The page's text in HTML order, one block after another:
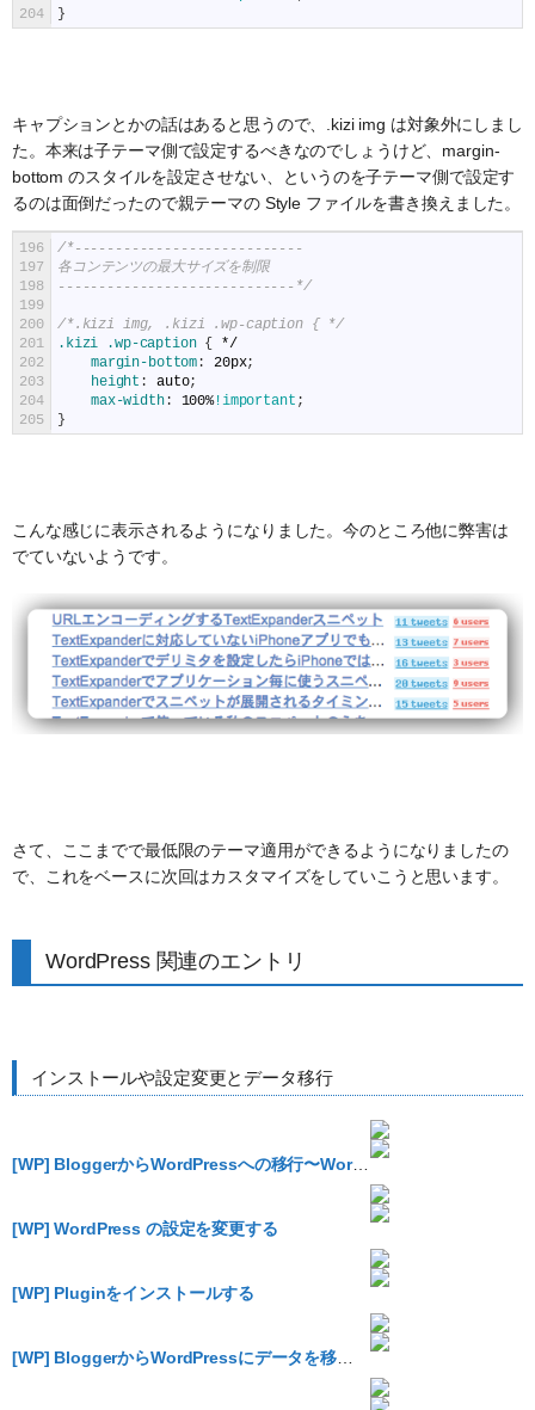
204
}
キャプションとかの話はあると思うので、.kizi img は対象外にしまし
た。本来は子テーマ側で設定するべきなのでしょうけど、margin-
bottom のスタイルを設定させない、というのを子テーマ側で設定す
るのは面倒だったので親テーマの Style ファイルを書き換えました。
196
197
198
199
200
201
202
203
204
205
/*----------------------------
各コンテンツの最大サイズを制限
-----------------------------*/
/*.kizi img, .kizi .wp-caption { */
.kizi .wp-caption {
*/
margin-bottom : 20px;
height : auto;
max-width: 100%!important ;
}
こんな感じに表示されるようになりました。今のところ他に弊害は
でていないようです。
さて、ここまでで最低限のテーマ適用ができるようになりましたの
で、これをベースに次回はカスタマイズをしていこうと思います。
WordPress 関連のエントリ
インストールや設定変更とデータ移行
[WP] BloggerからWordPressへの移行〜WordPressをインストールする
[WP] WordPress の設定を変更する
[WP] Pluginをインストールする
[WP] BloggerからWordPressにデータを移行する